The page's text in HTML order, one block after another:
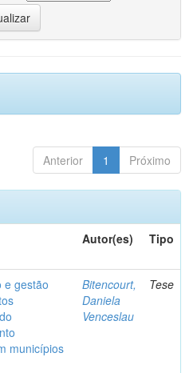
Anterior 1 Próximo
Autor(es) Tipo
e gestão
municípios
Bitencourt,
Daniela
Venceslau
Tese